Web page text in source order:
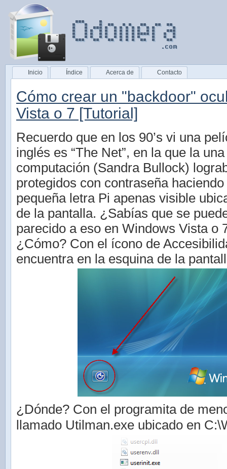
Inicio Índice Acerca de Contacto
Cómo crear un "backdoor"
Vista o 7 [Tutorial]
Recuerdo que en los 90’s vi una
inglés es “The Net”, en la que la
computación (Sandra Bullock)
protegidos con contraseña
pequeña letra Pi apenas visible
de la pantalla. ¿Sabías que se
parecido a eso en Windows Vista o
¿Cómo? Con el ícono de
encuentra en la esquina de la
¿Dónde? Con el programita de
llamado Utilman.exe ubicado en